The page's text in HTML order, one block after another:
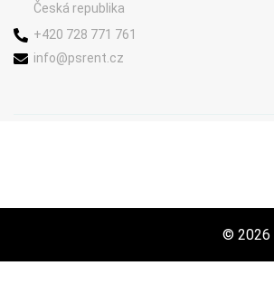
Česká republika
+420 728 771 761
info@psrent.cz
© 2026